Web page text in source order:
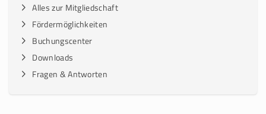
Alles zur Mitgliedschaft
Fördermöglichkeiten
Buchungscenter
Downloads
Fragen & Antworten